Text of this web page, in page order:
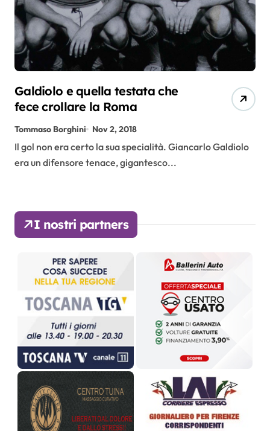
Galdiolo e quella testata che
fece crollare la Roma
Tommaso Borghini Nov 2, 2018
Il gol non era certo la sua specialità. Giancarlo Galdiolo
era un difensore tenace, gigantesco...
I nostri partners